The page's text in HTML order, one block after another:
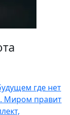
где нет
Миром правит